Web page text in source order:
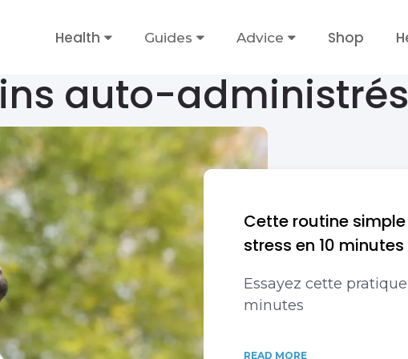
Health Guides Advice Shop
auto-administrés
Cette routine
stress en 10 minutes
Essayez cette
minutes
READ MORE